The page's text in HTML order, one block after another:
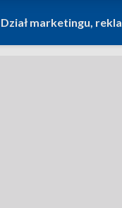
Dział marketingu,